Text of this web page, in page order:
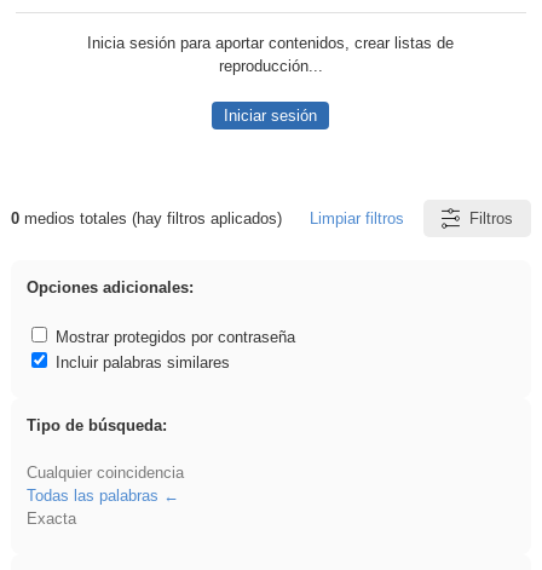
Inicia sesión para aportar contenidos, crear listas de
reproducción...
Iniciar sesión
Resultados de: VDj
0medios totales (hay filtros aplicados) Limpiar filtros Filtros
Opciones adicionales:
Mostrar protegidos por contraseña
Incluir palabras similares
Tipo de búsqueda:
Cualquier coincidencia
Todas las palabras
Exacta